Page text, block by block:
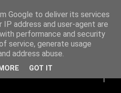
di un
Google to deliver its services
IP address and user-agent are
performance and security
service, generate usage
address abuse.
GOT IT